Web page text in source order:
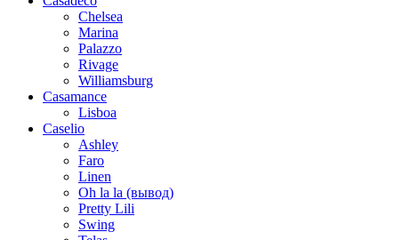
Chelsea
Marina
Palazzo
Rivage
Williamsburg
Casamance
Lisboa
Caselio
Ashley
Faro
Linen
Oh la la (вывод)
Pretty Lili
Swing